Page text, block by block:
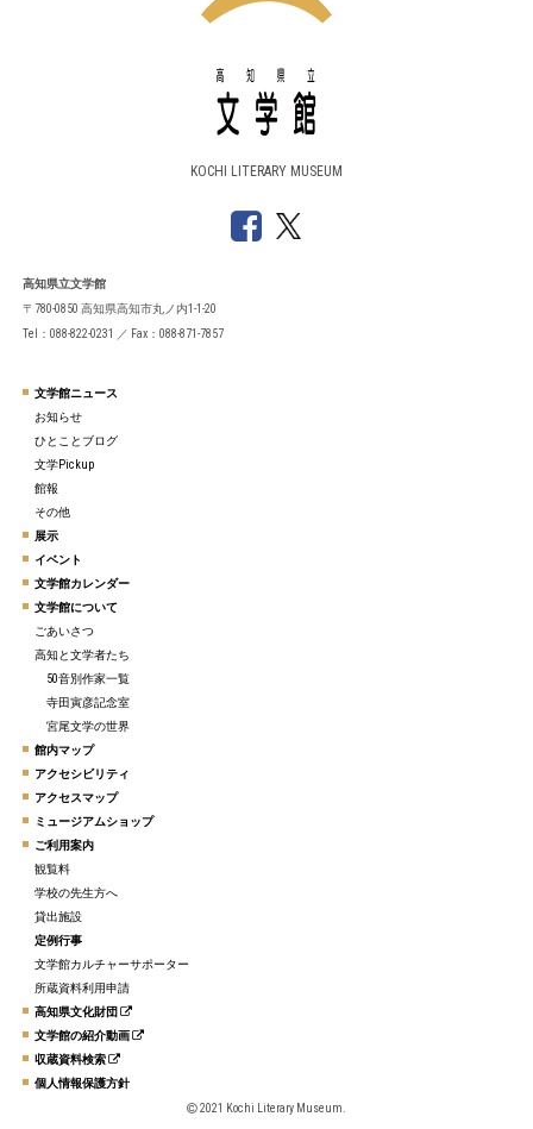
KOCHI LITERARY MUSEUM
高知県立文学館
〒780-0850 高知県高知市丸ノ内1-1-20
Tel：088-822-0231 ／ Fax：088-871-7857
文学館ニュース
お知らせ
ひとことブログ
文学Pickup
館報
その他
展示
イベント
文学館カレンダー
文学館について
ごあいさつ
高知と文学者たち
50音別作家一覧
寺田寅彦記念室
宮尾文学の世界
館内マップ
アクセシビリティ
アクセスマップ
ミュージアムショップ
ご利用案内
観覧料
学校の先生方へ
貸出施設
定例行事
文学館カルチャーサポーター
所蔵資料利用申請
高知県文化財団
文学館の紹介動画
収蔵資料検索
個人情報保護方針
2021 Kochi Literary Museum.